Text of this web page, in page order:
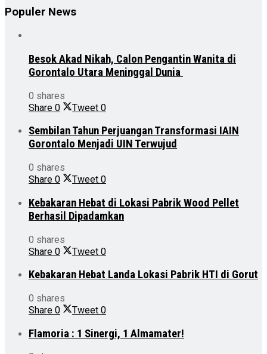
Populer News
Besok Akad Nikah, Calon Pengantin Wanita di
Gorontalo Utara Meninggal Dunia
0 shares
Share 0 Tweet 0
Sembilan Tahun Perjuangan Transformasi IAIN
Gorontalo Menjadi UIN Terwujud
0 shares
Share 0 Tweet 0
Kebakaran Hebat di Lokasi Pabrik Wood Pellet
Berhasil Dipadamkan
0 shares
Share 0 Tweet 0
Kebakaran Hebat Landa Lokasi Pabrik HTI di Gorut
0 shares
Share 0 Tweet 0
Flamoria : 1 Sinergi, 1 Almamater!